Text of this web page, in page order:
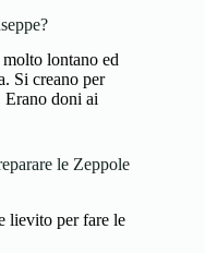
lontano ed
Si creano per
Erano doni ai
le Zeppole
lievito per fare le